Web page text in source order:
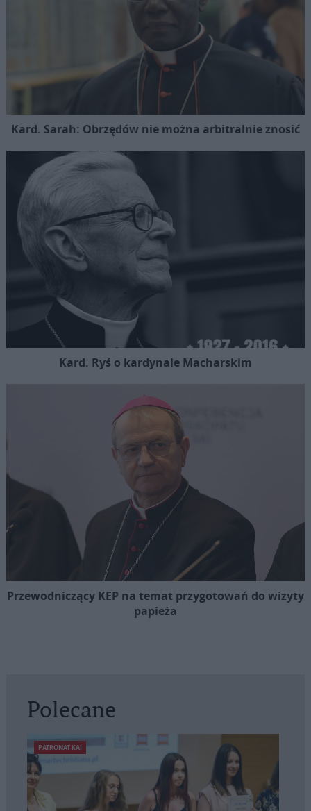
Kard. Sarah: Obrzędów nie można arbitralnie znosić
Kard. Ryś o kardynale Macharskim
Przewodniczący KEP na temat przygotowań do wizyty
papieża
Polecane
PATRONAT KAI